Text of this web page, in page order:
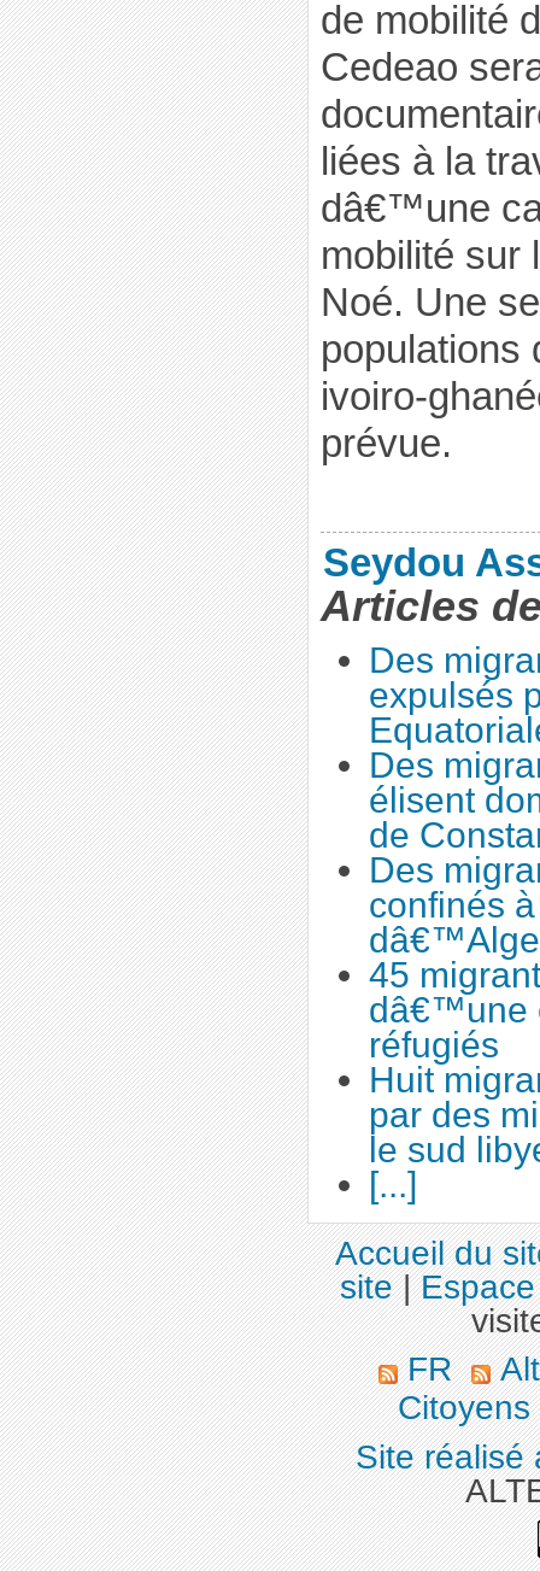
de mobilité
Cedeao
liées à la
dâ€™une
mobilité
Noé. Une
populations
ivoiro-
prévue.
Seydou
Articles
Des
expulsés
Des
élisent
de
Des
confinés
45
dâ€™une
réfugiés
Huit
par des
le sud
[...]
Accueil du
site|
FR
Citoyens
Site réalisé